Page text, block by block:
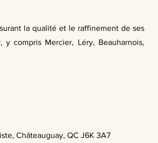
la qualité et le raffinement de ses
compris Mercier, Léry, Beauharnois,
Châteauguay, QC J6K 3A7